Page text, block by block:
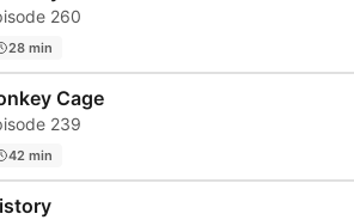
260
28 min
Cage
239
42 min